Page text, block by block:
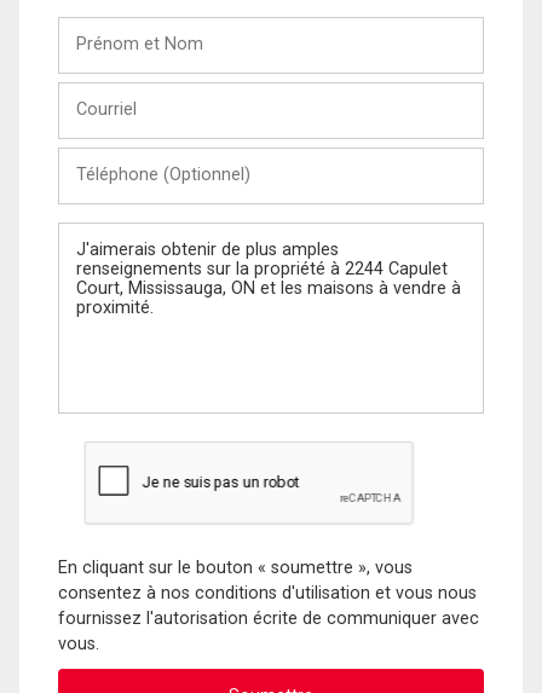
Nom
(Optionnel)
Message
En cliquant sur le bouton « soumettre », vous
consentez à nos conditions d'utilisation et vous nous
fournissez l'autorisation écrite de communiquer avec
vous.